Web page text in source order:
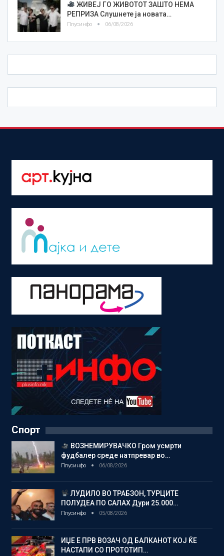
ЖИВЕЈ ГО ЖИВОТОТ ЗАШТО НЕМА
РЕПРИЗА Слушнете ја новата…
Плусинфо 06/08/2026
Спорт
ВОЗНЕМИРУВАЧКО Гром усмрти
фудбалер среде натпревар во…
Плусинфо 06/08/2026
ЛУДИЛО ВО ТРАБЗОН, ТУРЦИТЕ
ПОЛУДЕА ПО САЛАХ Дури 25.000…
Плусинфо 05/08/2026
ИЏЕ Е ПРВ ВОЗАЧ ОД БАЛКАНОТ КОЈ ЌЕ
НАСТАПИ СО ПРОТОТИП…